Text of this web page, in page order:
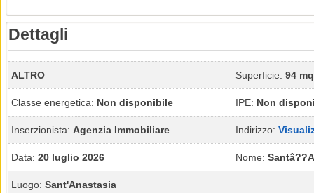
Dettagli
ALTRO Superficie: 94 mq
Classe energetica: Non disponibile IPE: Non
Inserzionista: Agenzia Immobiliare Indirizzo:
Data: 20 luglio 2026 Nome:
Luogo: Sant'Anastasia